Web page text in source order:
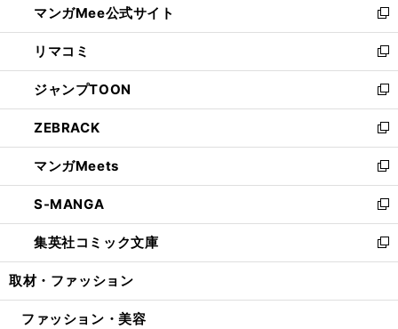
く
ド
ウ
で
開
く
ィ
ン
ド
ウ
で
開
く
い
ウ
ィ
ン
ド
ウ
で
開
く
マンガMee公式サイト
新
し
い
ウ
ィ
ン
ド
ウ
で
開
く
リマコミ
新
し
い
ウ
ィ
ン
ド
ウ
で
開
く
ジャンプTOON
新
し
い
ウ
ィ
ン
ド
ウ
で
開
ZEBRACK
新
し
い
ウ
ィ
ン
ド
ウ
開
マンガMeets
新
し
い
ウ
ィ
ン
ウ
S-MANGA
新
し
い
ウ
ン
集英社コミック文庫
新
し
ウ
取材・ファッション
ファッション・美容